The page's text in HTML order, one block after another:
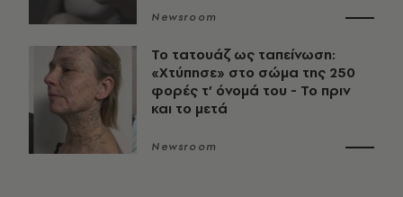
Newsroom
Το τατουάζ ως ταπείνωση:
«Χτύπησε» στο σώμα της 250
φορές τ’ όνομά του - Το πριν
και το μετά
Newsroom